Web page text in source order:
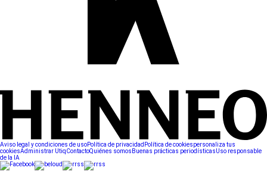
Aviso legal y condiciones de usoPolítica de privacidad Política de cookiespersonaliza tus
cookiesAdministrar UtiqContactoQuiénes somos Buenas prácticas periodísticasUso responsable
de la IA